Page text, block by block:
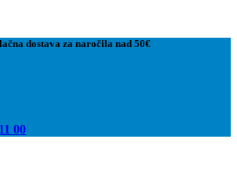
dostava za naročila nad 50€
00